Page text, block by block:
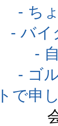
- ち
- バイ
-
- ゴ
で申